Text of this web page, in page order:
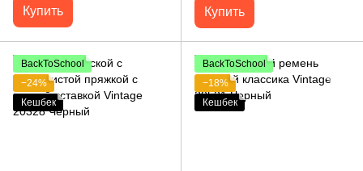
Купить Купить
BackToSchool
−24%
Кешбек
BackToSchool
−18%
Кешбек